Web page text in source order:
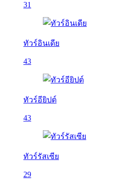
31
ทัวร์อินเดีย
43
ทัวร์อียิปต์
43
ทัวร์รัสเซีย
29